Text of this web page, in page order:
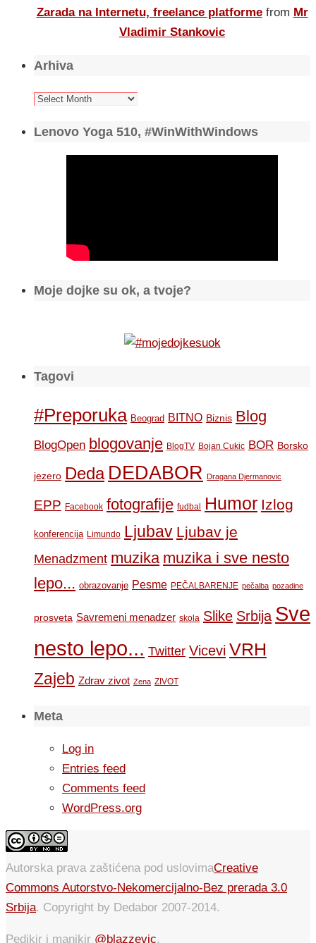
Zarada na Internetu, freelance platforme from Mr
Vladimir Stankovic
Arhiva
Arhiva
Lenovo Yoga 510, #WinWithWindows
Moje dojke su ok, a tvoje?
Tagovi
#Preporuka Beograd BITNO Biznis Blog
BlogOpen blogovanje BlogTV Bojan Cukic BOR Borsko
jezero Deda DEDABOR Dragana Djermanovic
EPP Facebook fotografije fudbal Humor Izlog
konferencija Limundo Ljubav Ljubav je
Menadzment muzika muzika i sve nesto
lepo... obrazovanje Pesme PEČALBARENJE pečalba pozadine
prosveta Savremeni menadzer skola Slike Srbija Sve
nesto lepo... Twitter Vicevi VRH
Zajeb Zdrav zivot Zena ZIVOT
Meta
Log in
Entries feed
Comments feed
WordPress.org
Autorska prava zaštićena pod uslovimaCreative
Commons Autorstvo-Nekomercijalno-Bez prerada 3.0
Srbija. Copyright by Dedabor 2007-2014.
Pedikir i manikir @blazzevic.